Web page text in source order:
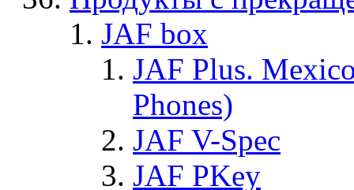
JAF box
JAF Plus.
Phones)
JAF V-Spec
JAF PKey